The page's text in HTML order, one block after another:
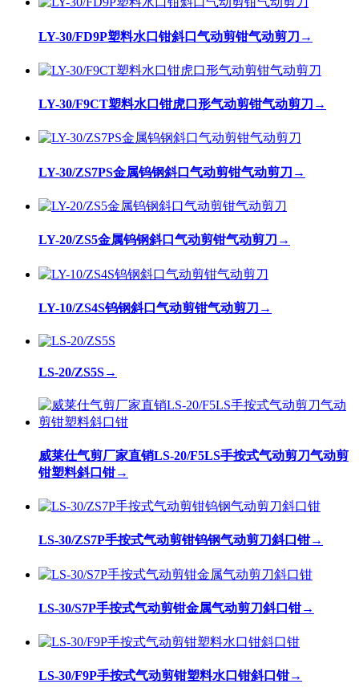
LY-30/FD9P塑料水口钳斜口气动剪钳气动剪刀 →
LY-30/F9CT塑料水口钳虎口形气动剪钳气动剪刀 →
LY-30/ZS7PS金属钨钢斜口气动剪钳气动剪刀 →
LY-20/ZS5金属钨钢斜口气动剪钳气动剪刀 →
LY-10/ZS4S钨钢斜口气动剪钳气动剪刀 →
LS-20/ZS5S→
威莱仕气剪厂家直销LS-20/F5LS手按式气动剪刀气动剪
钳塑料斜口钳→
LS-30/ZS7P手按式气动剪钳钨钢气动剪刀斜口钳→
LS-30/S7P手按式气动剪钳金属气动剪刀斜口钳→
LS-30/F9P手按式气动剪钳塑料水口钳斜口钳→